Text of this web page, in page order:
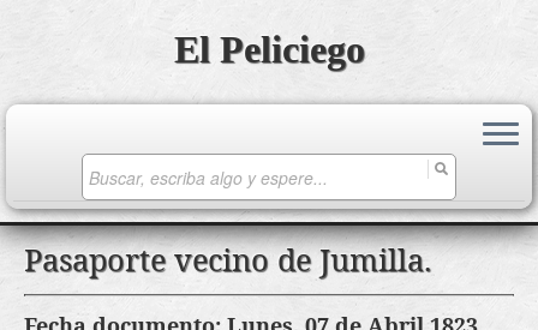
Saltar
contenido
El Peliciego
Pasaporte vecino de Jumilla.